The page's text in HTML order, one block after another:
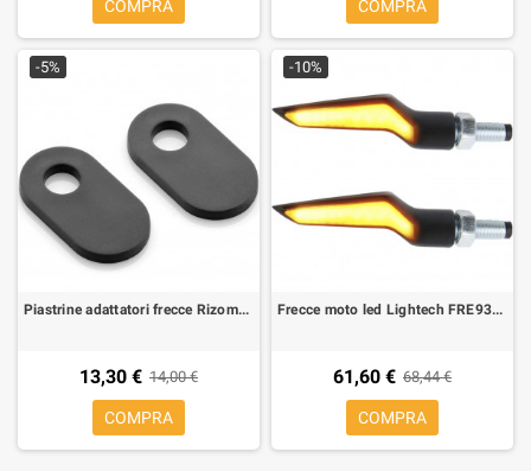
COMPRA COMPRA
-5%
Piastrine adattatori frecce Rizoma FR217B Ducati monster 821 15-17, Monster 1200 , Monster 1200 R/S, Supersport, Triumph, Buell
13,30 € 14,00 €
COMPRA
-10%
Frecce moto led Lightech FRE931 coppia omologate
61,60 € 68,44 €
COMPRA